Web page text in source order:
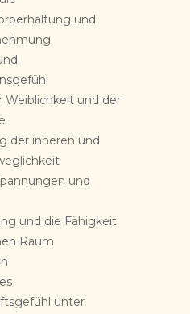
und
Weiblichkeit und der
der inneren und
und
und die Fähigkeit
Raum
unter